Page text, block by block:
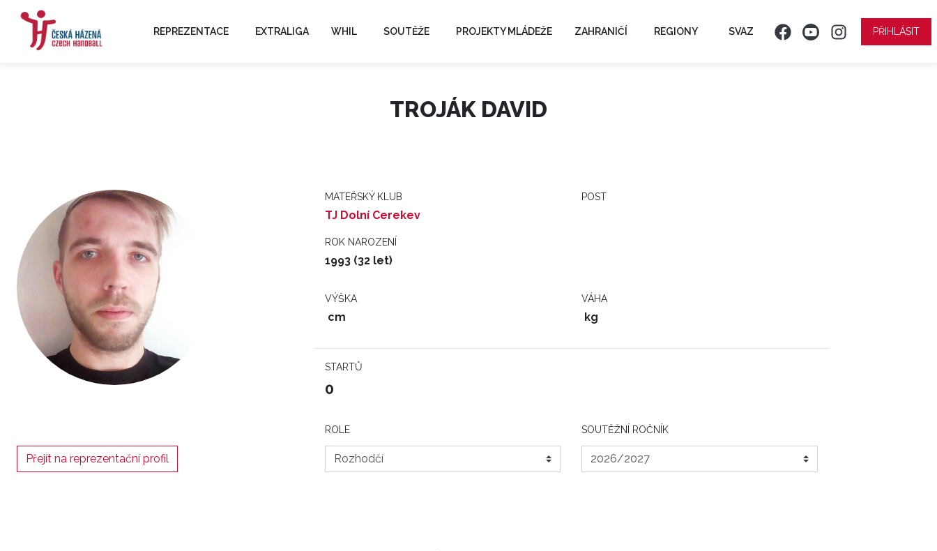
REPREZENTACE EXTRALIGA WHIL SOUTĚŽE PROJEKTY MLÁDEŽE ZAHRANIČÍ REGIONY SVAZ PŘIHLÁSIT
TROJÁK DAVID
MATEŘSKÝ KLUB
TJ Dolní Cerekev
POST
ROK NAROZENÍ
1993 (32 let)
VÝŠKA
cm
VÁHA
kg
STARTŮ
0
Přejít na reprezentační profil
ROLE SOUTĚŽNÍ ROČNÍK